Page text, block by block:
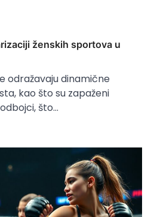
ženskih sportova u
odražavaju dinamične
kao što su zapaženi
što…